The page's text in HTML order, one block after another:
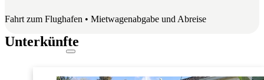
Fahrt zum Flughafen • Mietwagenabgabe und Abreise
Unterkünfte